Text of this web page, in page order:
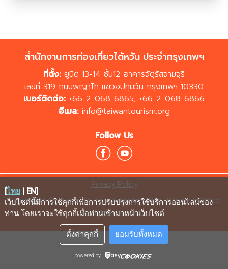
สำนักงานการท่องเที่ยวไต้หวัน ประจำกรุงเทพฯ
ที่ตั้ง: ยูนิต 13-14 ชั้น12 อาคารจัตุรัสจามจุรี
เลขที่ 319 ถนนพญาไท แขวงปทุมวัน กรุงเทพฯ 10330
เบอร์ติดต่อ: +66-2-068-6865, +66-2-068-6866
อีเมล: info@taiwantourism.org
Follow Us
Privacy Policy
Copyrights © Taiwan Tourism Administration, Bangkok Office
All rights reserved.
[ไทย | EN]
เว็บไซต์นี้มีการใช้คุกกี้เพื่อการปรับปรุงการใช้บริการออนไลน์ของ
ท่าน โดยเราจะใช้คุกกี้เมื่อท่านเข้ามาหน้าเว็บไซต์.
ตั้งค่าคุกกี้ ยอมรับทั้งหมด
powered by